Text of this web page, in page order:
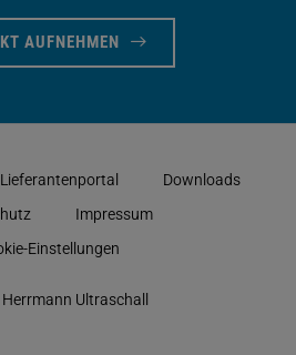
AUFNEHMEN
Lieferantenportal
Downloads
Impressum
Einstellungen
Ultraschall